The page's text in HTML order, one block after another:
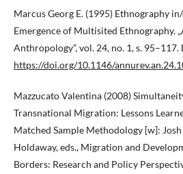
Marcus Georg E. (1995) Ethnography
Emergence of Multisited Ethnography.
Anthropology”, vol. 24, no. 1, s. 95–117.
https://doi.org/10.1146/
Mazzucato Valentina (2008)
Transnational Migration: Lessons
Matched Sample Methodology [w]:
Holdaway, eds., Migration and
Borders: Research and Policy